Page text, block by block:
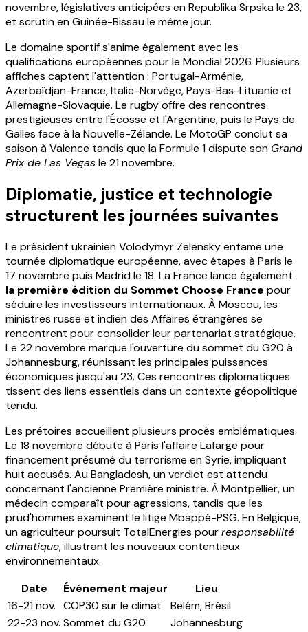
novembre, législatives anticipées en Republika Srpska le 23,
et scrutin en Guinée-Bissau le même jour.
Le domaine sportif s'anime également avec les
qualifications européennes pour le Mondial 2026. Plusieurs
affiches captent l'attention : Portugal-Arménie,
Azerbaïdjan-France, Italie-Norvège, Pays-Bas-Lituanie et
Allemagne-Slovaquie. Le rugby offre des rencontres
prestigieuses entre l'Écosse et l'Argentine, puis le Pays de
Galles face à la Nouvelle-Zélande. Le MotoGP conclut sa
saison à Valence tandis que la Formule 1 dispute son Grand
Prix de Las Vegasle 21 novembre.
Diplomatie, justice et technologie
structurent les journées suivantes
Le président ukrainien Volodymyr Zelensky entame une
tournée diplomatique européenne, avec étapes à Paris le
17 novembre puis Madrid le 18. La France lance également
la première édition du Sommet Choose France pour
séduire les investisseurs internationaux. À Moscou, les
ministres russe et indien des Affaires étrangères se
rencontrent pour consolider leur partenariat stratégique.
Le 22 novembre marque l'ouverture du sommet du G20 à
Johannesburg, réunissant les principales puissances
économiques jusqu'au 23. Ces rencontres diplomatiques
tissent des liens essentiels dans un contexte géopolitique
tendu.
Les prétoires accueillent plusieurs procès emblématiques.
Le 18 novembre débute à Paris l'affaire Lafarge pour
financement présumé du terrorisme en Syrie, impliquant
huit accusés. Au Bangladesh, un verdict est attendu
concernant l'ancienne Première ministre. À Montpellier, un
médecin comparaît pour agressions, tandis que les
prud'hommes examinent le litige Mbappé-PSG. En Belgique,
un agriculteur poursuit TotalEnergies pourresponsabilité
climatique, illustrant les nouveaux contentieux
environnementaux.
Date
Événement majeur
Lieu
16-21 nov. COP30 sur le climat
Belém, Brésil
22-23 nov. Sommet du G20
Johannesburg